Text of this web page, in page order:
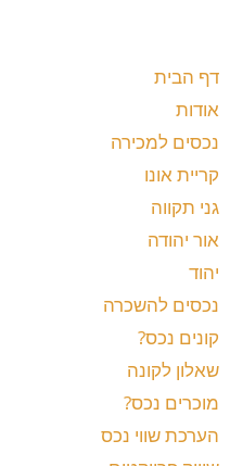
דף הבית
אודות
נכסים למכירה
קריית אונו
גני תקווה
אור יהודה
יהוד
נכסים להשכרה
קונים נכס?
שאלון לקונה
מוכרים נכס?
הערכת שווי נכס